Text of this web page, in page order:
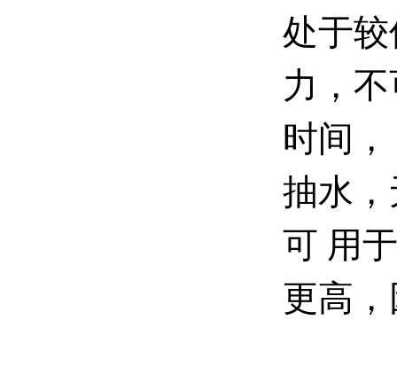
处于
力，
时间
抽水
可 用
更高